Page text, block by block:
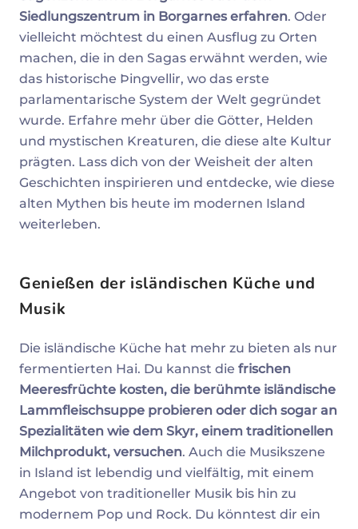
Siedlungszentrum in Borgarnes erfahren. Oder
vielleicht möchtest du einen Ausflug zu Orten
machen, die in den Sagas erwähnt werden, wie
das historische Þingvellir, wo das erste
parlamentarische System der Welt gegründet
wurde. Erfahre mehr über die Götter, Helden
und mystischen Kreaturen, die diese alte Kultur
prägten. Lass dich von der Weisheit der alten
Geschichten inspirieren und entdecke, wie diese
alten Mythen bis heute im modernen Island
weiterleben.
Genießen der isländischen Küche und
Musik
Die isländische Küche hat mehr zu bieten als nur
fermentierten Hai. Du kannst die frischen
Meeresfrüchte kosten, die berühmte isländische
Lammfleischsuppe probieren oder dich sogar an
Spezialitäten wie dem Skyr, einem traditionellen
Milchprodukt, versuchen. Auch die Musikszene
in Island ist lebendig und vielfältig, mit einem
Angebot von traditioneller Musik bis hin zu
modernem Pop und Rock. Du könntest dir ein